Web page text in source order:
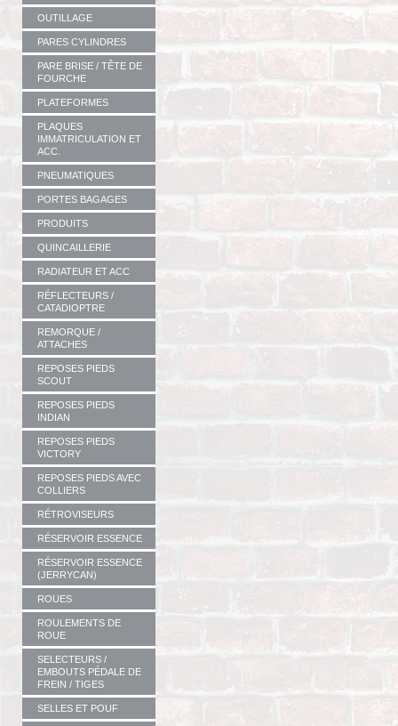
OUTILLAGE
PARES CYLINDRES
PARE BRISE / TÊTE DE
FOURCHE
PLATEFORMES
PLAQUES
IMMATRICULATION ET
ACC.
PNEUMATIQUES
PORTES BAGAGES
PRODUITS
QUINCAILLERIE
RADIATEUR ET ACC
RÉFLECTEURS /
CATADIOPTRE
REMORQUE /
ATTACHES
REPOSES PIEDS
SCOUT
REPOSES PIEDS
INDIAN
REPOSES PIEDS
VICTORY
REPOSES PIEDS AVEC
COLLIERS
RÉTROVISEURS
RÉSERVOIR ESSENCE
RÉSERVOIR ESSENCE
(JERRYCAN)
ROUES
ROULEMENTS DE
ROUE
SELECTEURS /
EMBOUTS PÉDALE DE
FREIN / TIGES
SELLES ET POUF